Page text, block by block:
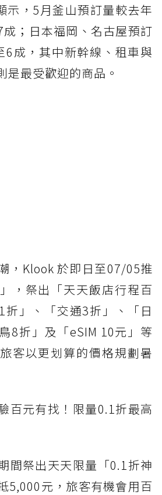
示，5月釜山預訂量較去年
；日本福岡、名古屋預訂
6成，其中新幹線、租車與
是最受歡迎的商品。
，Klook 於即日至07/05推
」，祭出「天天飯店行程百
折」、「交通3折」、「日
8折」及「eSIM 10元」等
客以更划算的價格規劃暑
百元有找！限量0.1折最高
間祭出天天限量「0.1折神
5,000元，旅客有機會用百